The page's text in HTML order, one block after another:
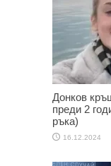
Донков
преди 2
ръка)
16.12.2024